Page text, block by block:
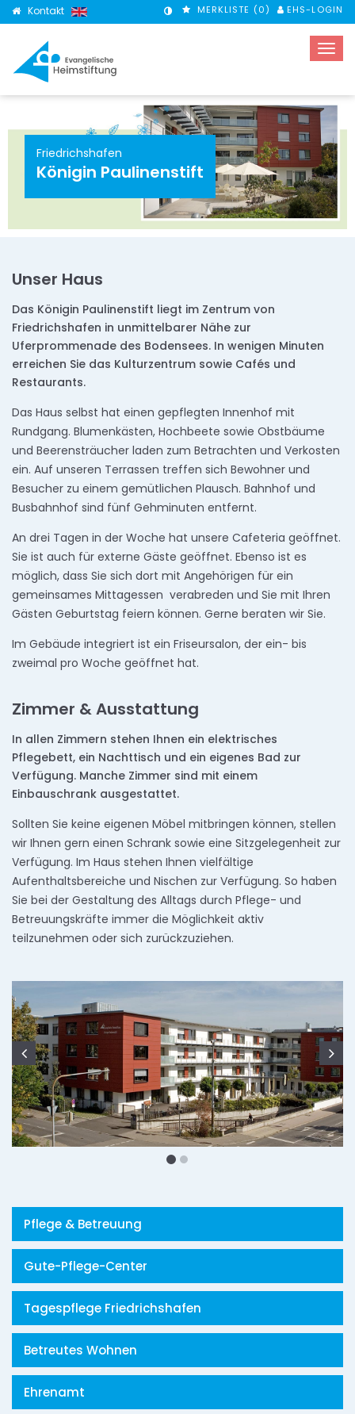
Kontakt
KONTRASTMODUS
MERKLISTE (0) EHS-LOGIN
Friedrichshafen
Königin Paulinenstift
Unser Haus
Das Königin Paulinenstift liegt im Zentrum von
Friedrichshafen in unmittelbarer Nähe zur
Uferprommenade des Bodensees. In wenigen Minuten
erreichen Sie das Kulturzentrum sowie Cafés und
Restaurants.
Das Haus selbst hat einen gepflegten Innenhof mit
Rundgang. Blumenkästen, Hochbeete sowie Obstbäume
und Beerensträucher laden zum Betrachten und Verkosten
ein. Auf unseren Terrassen treffen sich Bewohner und
Besucher zu einem gemütlichen Plausch. Bahnhof und
Busbahnhof sind fünf Gehminuten entfernt.
An drei Tagen in der Woche hat unsere Cafeteria geöffnet.
Sie ist auch für externe Gäste geöffnet. Ebenso ist es
möglich, dass Sie sich dort mit Angehörigen für ein
gemeinsames Mittagessen verabreden und Sie mit Ihren
Gästen Geburtstag feiern können. Gerne beraten wir Sie.
Im Gebäude integriert ist ein Friseursalon, der ein- bis
zweimal pro Woche geöffnet hat.
Zimmer & Ausstattung
In allen Zimmern stehen Ihnen ein elektrisches
Pflegebett, ein Nachttisch und ein eigenes Bad zur
Verfügung. Manche Zimmer sind mit einem
Einbauschrank ausgestattet.
Sollten Sie keine eigenen Möbel mitbringen können, stellen
wir Ihnen gern einen Schrank sowie eine Sitzgelegenheit zur
Verfügung. Im Haus stehen Ihnen vielfältige
Aufenthaltsbereiche und Nischen zur Verfügung. So haben
Sie bei der Gestaltung des Alltags durch Pflege- und
Betreuungskräfte immer die Möglichkeit aktiv
teilzunehmen oder sich zurückzuziehen.
Pflege & Betreuung
Gute-Pflege-Center
Tagespflege Friedrichshafen
Betreutes Wohnen
Ehrenamt